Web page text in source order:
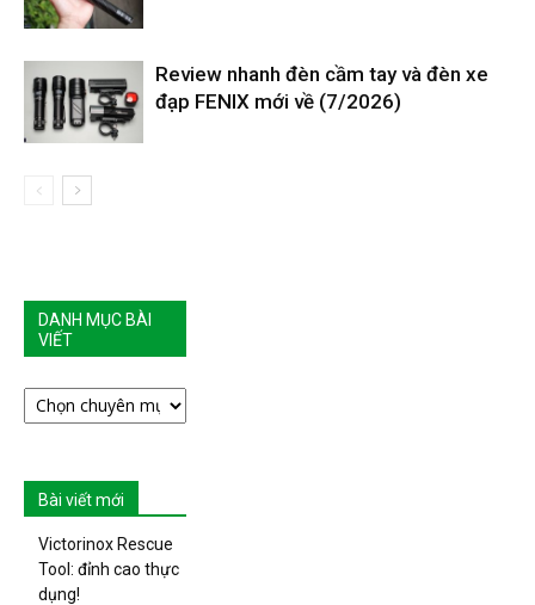
Review nhanh đèn cầm tay và đèn xe
đạp FENIX mới về (7/2026)
DANH MỤC BÀI
VIẾT
DANH
MỤC
Bài viết mới
Victorinox Rescue
Tool: đỉnh cao thực
dụng!